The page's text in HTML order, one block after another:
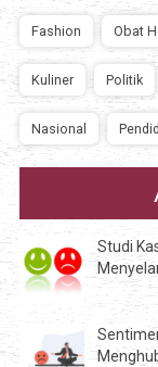
Fashion Obat
Kuliner Politik
Nasional
Studi